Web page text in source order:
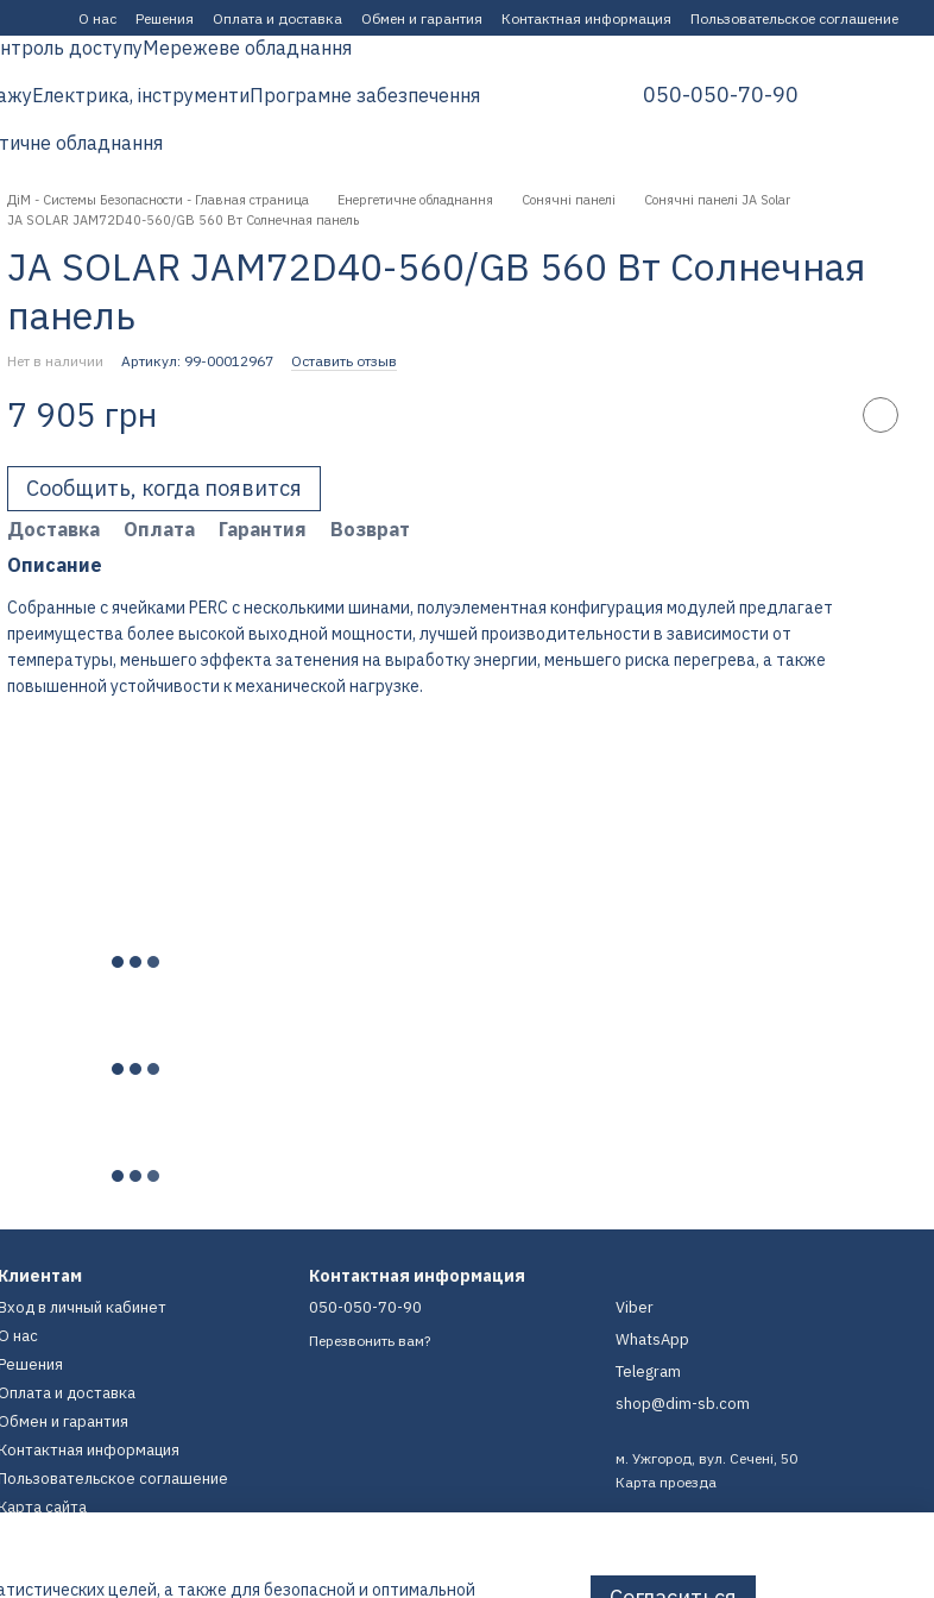
О нас Решения Оплата и доставка Обмен и гарантия Контактная информация Пользовательское соглашение
доступуМережеве обладнання
Електрика, інструментиПрограмне забезпечення
обладнання
050-050-70-90
ДіМ - Системы Безопасности - Главная страница Енергетичне обладнання Сонячні панелі
Сонячні панелі JA Solar
JA SOLAR JAM72D40-560/GB 560 Вт Солнечная панель
JA SOLAR JAM72D40-560/GB 560 Вт Солнечная
панель
Нет в наличии Артикул: 99-00012967 Оставить отзыв
7 905 грн
Сообщить, когда появится
Доставка Оплата Гарантия
Возврат
Описание
Собранные с ячейками PERC с несколькими шинами, полуэлементная конфигурация модулей предлагает
преимущества более высокой выходной мощности, лучшей производительности в зависимости от
температуры, меньшего эффекта затенения на выработку энергии, меньшего риска перегрева, а также
повышенной устойчивости к механической нагрузке.
Клиентам
в личный кабинет
нас
и доставка
и гарантия
информация
соглашение
сайта
Контактная информация
050-050-70-90
Перезвонить вам?
Viber
WhatsApp
Telegram
shop@dim-sb.com
м. Ужгород, вул. Сечені, 50
Карта проезда
целей, а также для безопасной и оптимальной